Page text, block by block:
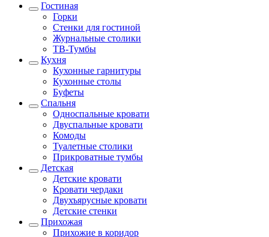
Гостиная
Горки
Стенки для гостиной
Журнальные столики
TВ-Тумбы
Кухня
Кухонные гарнитуры
Кухонные столы
Буфеты
Спальня
Односпальные кровати
Двуспальные кровати
Комоды
Туалетные столики
Прикроватные тумбы
Детская
Детские кровати
Кровати чердаки
Двухъярусные кровати
Детские стенки
Прихожая
Прихожие в коридор